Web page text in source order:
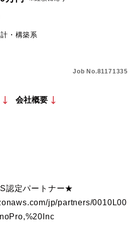
・構築系
Job No.81171335
会社概要
認定パートナー★
jp/partners/0010L00